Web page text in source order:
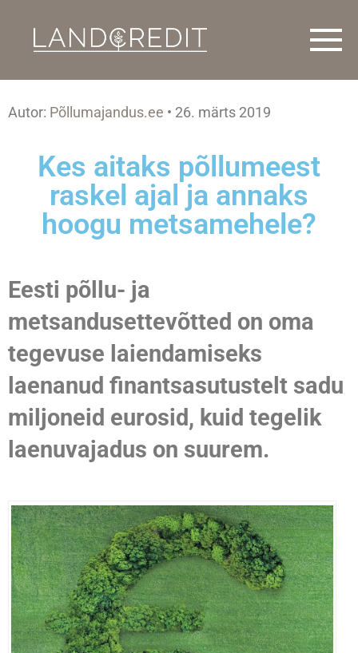
Autor: Põllumajandus.ee • 26. märts 2019
Kes aitaks põllumeest
raskel ajal ja annaks
hoogu metsamehele?
Eesti põllu- ja
metsandusettevõtted on oma
tegevuse laiendamiseks
laenanud finantsasutustelt sadu
miljoneid eurosid, kuid tegelik
laenuvajadus on suurem.